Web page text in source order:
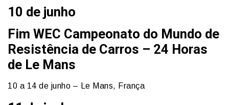
10 de junho
Fim WEC Campeonato do Mundo de
Resistência de Carros – 24 Horas
de Le Mans
10 a 14 de junho – Le Mans, França